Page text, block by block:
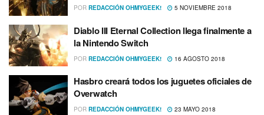
POR REDACCIÓN OHMYGEEK! 5 NOVIEMBRE 2018
Diablo III Eternal Collection llega finalmente a
la Nintendo Switch
POR REDACCIÓN OHMYGEEK! 16 AGOSTO 2018
Hasbro creará todos los juguetes oficiales de
Overwatch
POR REDACCIÓN OHMYGEEK! 23 MAYO 2018